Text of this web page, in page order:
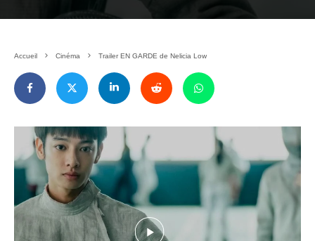
Accueil Cinéma Trailer EN GARDE de Nelicia Low